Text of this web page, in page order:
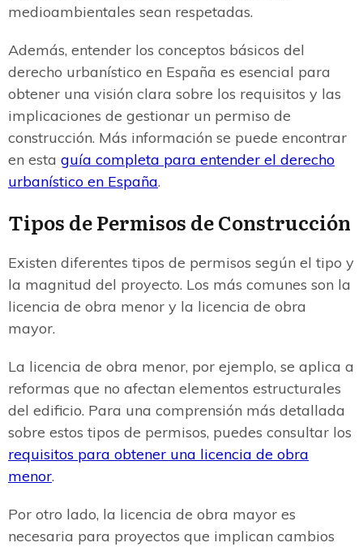
medioambientales sean respetadas.
Además, entender los conceptos básicos del
derecho urbanístico en España es esencial para
obtener una visión clara sobre los requisitos y las
implicaciones de gestionar un permiso de
construcción. Más información se puede encontrar
en esta guía completa para entender el derecho
urbanístico en España.
Tipos de Permisos de Construcción
Existen diferentes tipos de permisos según el tipo y
la magnitud del proyecto. Los más comunes son la
licencia de obra menor y la licencia de obra
mayor.
La licencia de obra menor, por ejemplo, se aplica a
reformas que no afectan elementos estructurales
del edificio. Para una comprensión más detallada
sobre estos tipos de permisos, puedes consultar los
requisitos para obtener una licencia de obra
menor.
Por otro lado, la licencia de obra mayor es
necesaria para proyectos que implican cambios